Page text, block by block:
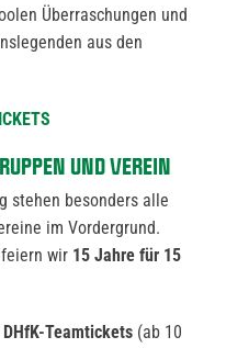
Überraschungen und
aus den
UND VEREIN
stehen besonders alle
im Vordergrund.
wir 15 Jahre für 15
DHfK-Teamtickets (ab 10